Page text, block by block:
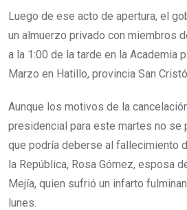
Luego de ese acto de apertura, el
un almuerzo privado con miembros
a la 1:00 de la tarde en la Academia
Marzo en Hatillo, provincia San
Aunque los motivos de la
presidencial para este martes no se
que podría deberse al fallecimiento
la República, Rosa Gómez, esposa
Mejía, quien sufrió un infarto
lunes.